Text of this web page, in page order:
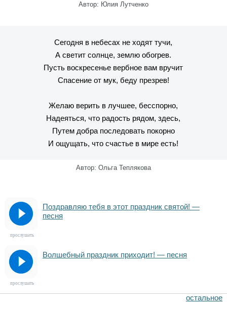
Автор: Юлия Лутченко
Сегодня в небесах не ходят тучи,
А светит солнце, землю обогрев.
Пусть воскресенье вербное вам вручит
Спасение от мук, беду презрев!
Желаю верить в лучшее, бесспорно,
Надеяться, что радость рядом, здесь,
Путем добра последовать покорно
И ощущать, что счастье в мире есть!
Автор: Ольга Теплякова
Поздравляю тебя в этот праздник святой! —
песня
прослушать
Волшебный праздник приходит! — песня
прослушать
остальное